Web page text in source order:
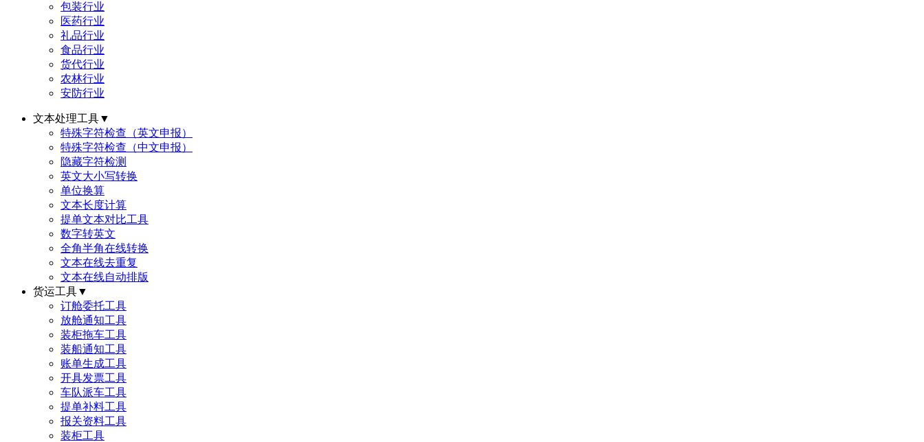
包装行业
医药行业
礼品行业
食品行业
货代行业
农林行业
安防行业
文本处理工具▼
特殊字符检查（英文申报）
特殊字符检查（中文申报）
隐藏字符检测
英文大小写转换
单位换算
文本长度计算
提单文本对比工具
数字转英文
全角半角在线转换
文本在线去重复
文本在线自动排版
货运工具▼
订舱委托工具
放舱通知工具
装柜拖车工具
装船通知工具
账单生成工具
开具发票工具
车队派车工具
提单补料工具
报关资料工具
装柜工具